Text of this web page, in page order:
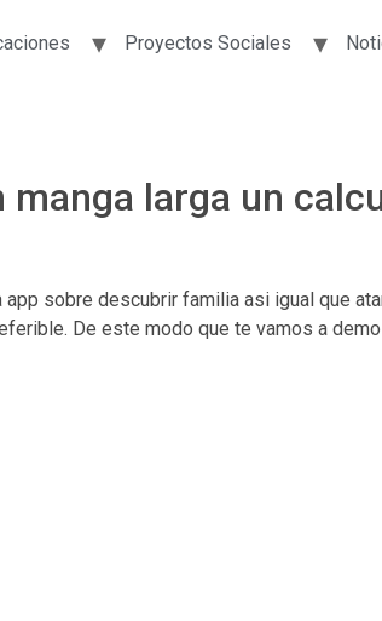
Proyectos Sociales
larga un
sobre descubrir familia asi­ igual que
De este modo que te vamos a